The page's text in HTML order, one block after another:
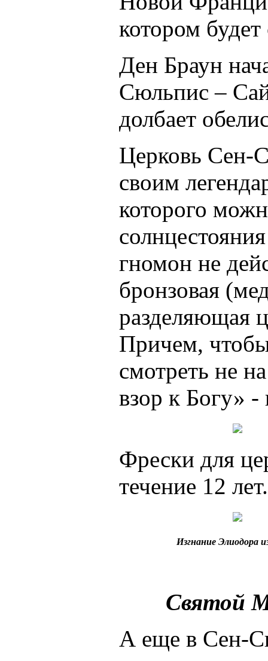
котором
Ден Браун
Сюльпис –
долбает
Церковь Сен-
своим
которого
гномон не
бронзовая
разделяющая
Причем,
смотреть не
взор к Богу» -
Фрески для
течение 12 лет.
Изгнание Элиодора
Святой
А еще в Сен-